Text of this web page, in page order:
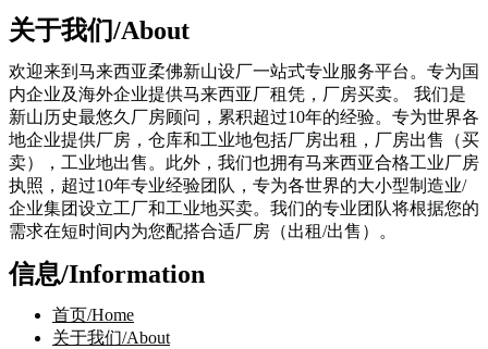
关于我们/About
欢迎来到马来西亚柔佛新山设厂一站式专业服务平台。专为国
内企业及海外企业提供马来西亚厂租凭，厂房买卖。 我们是
新山历史最悠久厂房顾问，累积超过10年的经验。专为世界各
地企业提供厂房，仓库和工业地包括厂房出租，厂房出售（买
卖），工业地出售。此外，我们也拥有马来西亚合格工业厂房
执照，超过10年专业经验团队，专为各世界的大小型制造业/
企业集团设立工厂和工业地买卖。我们的专业团队将根据您的
需求在短时间内为您配搭合适厂房（出租/出售）。
信息/Information
首页/Home
关于我们/About